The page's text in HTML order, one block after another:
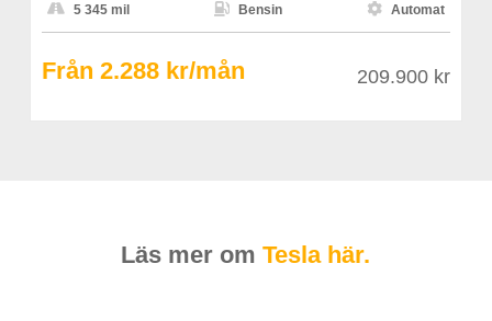
 5 345 mil  Bensin  Automat
Från 2.288 kr/mån 209.900 kr
Läs mer om Tesla här.